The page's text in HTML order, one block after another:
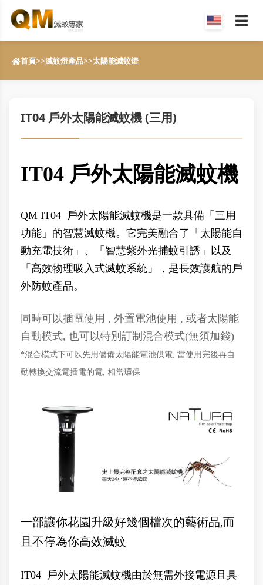
首頁>>滅蚊燈產品>>太陽能滅蚊燈
IT04 戶外太陽能滅蚊機 (三用)
IT04 戶外太陽能滅蚊機
QM IT04 戶外太陽能滅蚊機是一款具備「三用
功能」的智慧滅蚊機。它完美融合了「太陽能自
動充電技術」、「智慧紫外光捕蚊引誘」以及
「高效物理吸入式滅蚊系統」，是長效護航的戶
外防蚊產品。
同時可以插電使用 , 外置電池使用 , 或者太陽能
自動模式, 也可以特別訂制混合模式(無須加錢)
*混合模式下可以先用儲備太陽能電池供電, 當使用完後再自
動轉換交流電插電的電, 相當環保
一部讓你花園升級好幾個檔次的藝術品,而
且不停為你高效滅蚊
IT04 戶外太陽能滅蚊機由於無需外接電源且具